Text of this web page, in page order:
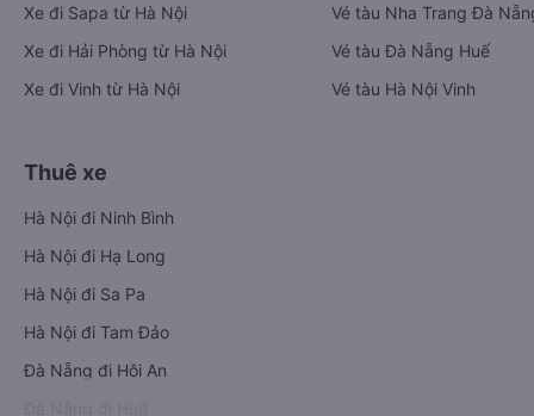
Xe đi Sapa từ Hà Nội
Xe đi Hải Phòng từ Hà Nội
Xe đi Vinh từ Hà Nội
Vé tàu Nha Trang Đà
Vé tàu Đà Nẵng Huế
Vé tàu Hà Nội Vinh
Thuê xe
Hà Nội đi Ninh Bình
Hà Nội đi Hạ Long
Hà Nội đi Sa Pa
Hà Nội đi Tam Đảo
Đà Nẵng đi Hội An